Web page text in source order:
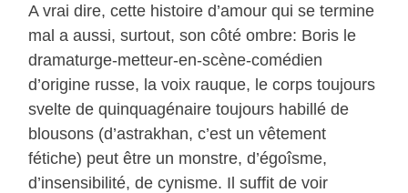
A vrai dire, cette histoire d’amour qui se termine
mal a aussi, surtout, son côté ombre: Boris le
dramaturge-metteur-en-scène-comédien
d’origine russe, la voix rauque, le corps toujours
svelte de quinquagénaire toujours habillé de
blousons (d’astrakhan, c’est un vêtement
fétiche) peut être un monstre, d’égoîsme,
d’insensibilité, de cynisme. Il suffit de voir